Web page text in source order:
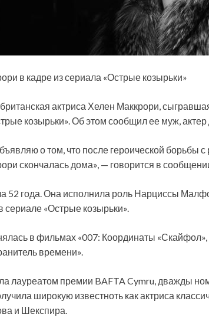
в кадре из сериала «Острые козырьки»
актриса Хелен Маккрори,
козырьки». Об этом сообщил ее муж,
о том, что после героической борьбы
скончалась дома», — говорится в
52 года. Она исполнила роль Нарциссы
сериале «Острые козырьки».
в фильмах «007: Координаты
времени».
лауреатом премии BAFTA Cymru, дважды
широкую известноть как актриса
и Шекспира.